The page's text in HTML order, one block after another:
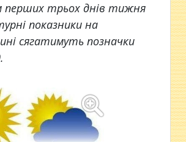
перших трьох днів тижня
показники на
сягатимуть позначки